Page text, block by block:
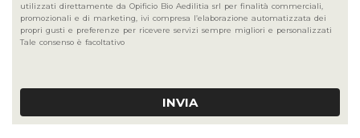
utilizzati direttamente da Opificio Bio Aedilitia srl per finalità commerciali,
promozionali e di marketing, ivi compresa l’elaborazione automatizzata dei
propri gusti e preferenze per ricevere servizi sempre migliori e personalizzati
Tale consenso è facoltativo
INVIA